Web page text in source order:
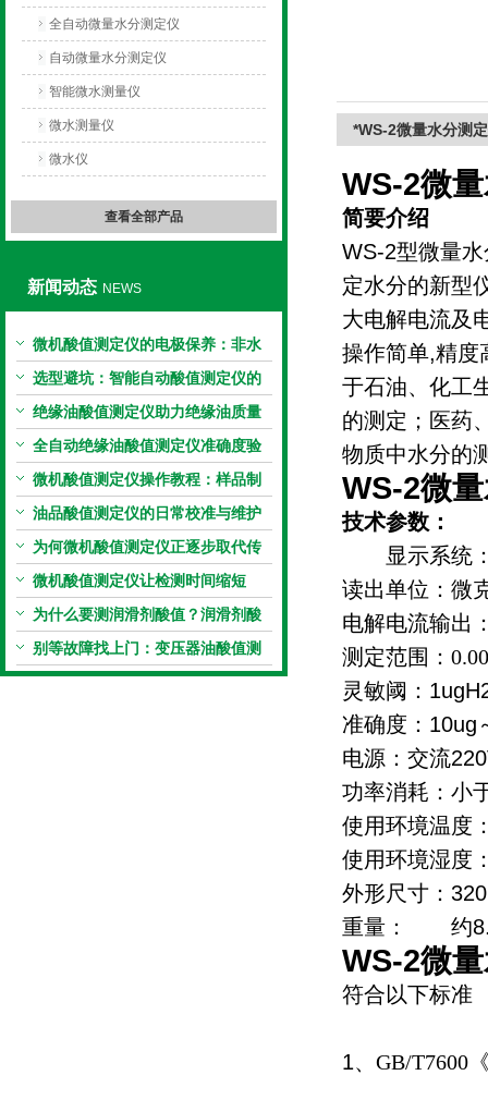
全自动微量水分测定仪
自动微量水分测定仪
智能微水测量仪
微水测量仪
微水仪
查看全部产品
新闻动态 NEWS
微机酸值测定仪的电极保养：非水
电极的清洗与活化方法
选型避坑：智能自动酸值测定仪的
加热功率与萃取时间关系
绝缘油酸值测定仪助力绝缘油质量
把控，降低设备故障
全自动绝缘油酸值测定仪准确度验
证：标准物质标定步骤
微机酸值测定仪操作教程：样品制
备、参数设置与结果解读
油品酸值测定仪的日常校准与维护
流程
为何微机酸值测定仪正逐步取代传
统手动滴定法？
微机酸值测定仪让检测时间缩短
50%
为什么要测润滑剂酸值？润滑剂酸
值测定法告诉你答案
别等故障找上门：变压器油酸值测
试仪的预警功能
*WS-2微量水分测
WS-2微
简要介绍
WS-2型微量
定水分的新型
大电解电流及
操作简单,精度
于石油、化工
的测定；医药
物质中水分的
WS-2微
技术参数：
显示系统：
读出单位
电解电流输出
测定范围：
灵敏阈：
准确度：
电源：交流
功率消耗：小
使用环境温度
使用环境湿度
外形尺寸：
重量： 约
WS-2微
符合以下标准
1、 GB/T7600